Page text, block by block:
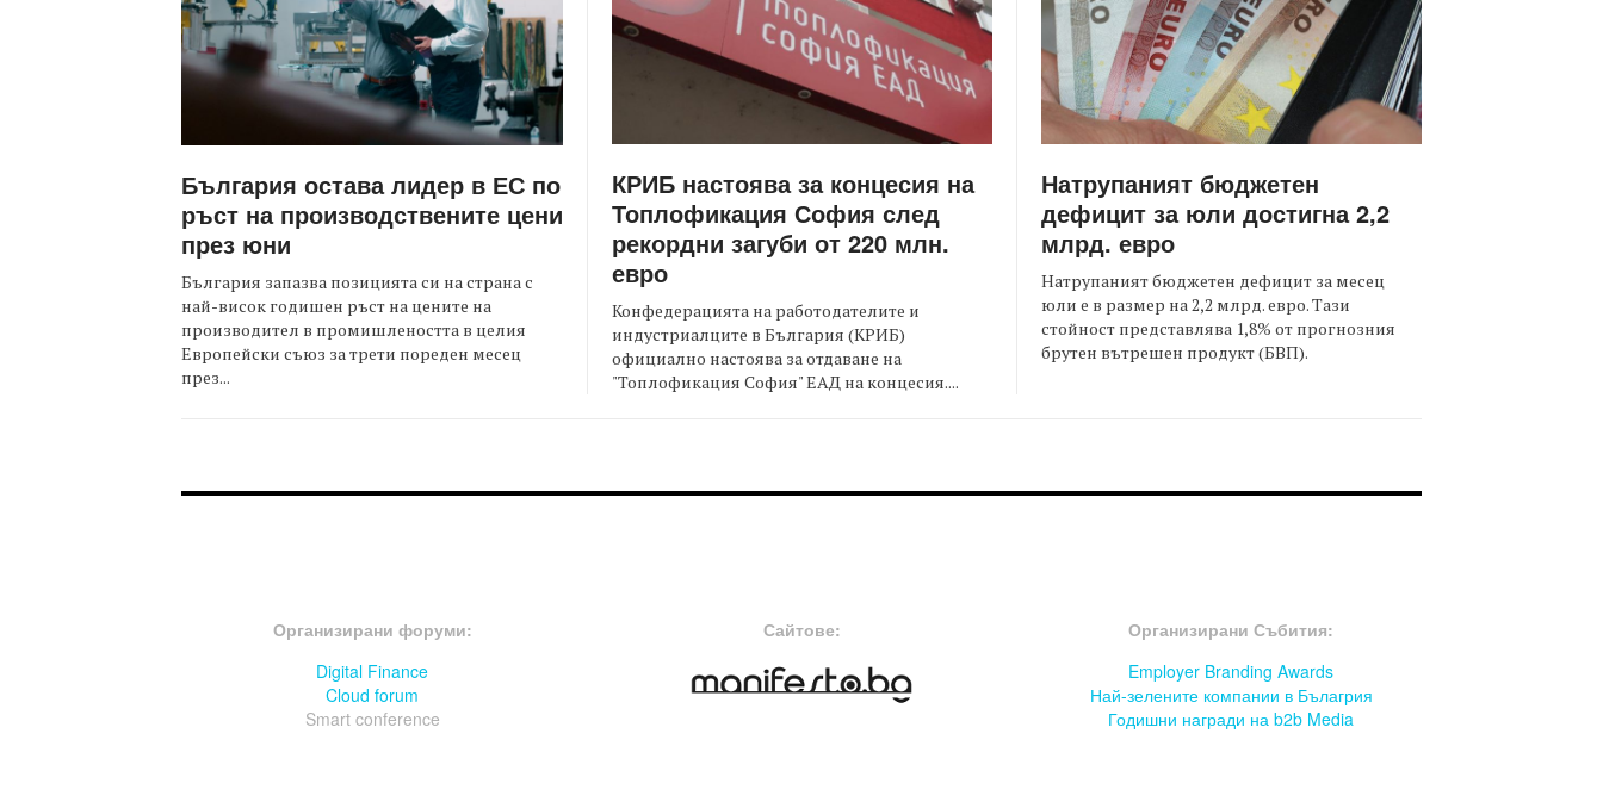
България остава лидер в ЕС по
ръст на производствените цени
през юни
България запазва позицията си на страна с
най-висок годишен ръст на цените на
производител в промишлеността в целия
Европейски съюз за трети пореден месец
през...
КРИБ настоява за концесия на
Топлофикация София след
рекордни загуби от 220 млн.
евро
Конфедерацията на работодателите и
индустриалците в България (КРИБ)
официално настоява за отдаване на
"Топлофикация София" ЕАД на концесия....
Натрупаният бюджетен
дефицит за юли достигна 2,2
млрд. евро
Натрупаният бюджетен дефицит за месец
юли е в размер на 2,2 млрд. евро. Тази
стойност представлява 1,8% от прогнозния
брутен вътрешен продукт (БВП).
Организирани форуми:
Digital Finance
Cloud forum
Smart conference
Сайтове:
Организирани Събития:
Employer Branding Awards
Най-зелените компании в Бълагрия
Годишни награди на b2b Media